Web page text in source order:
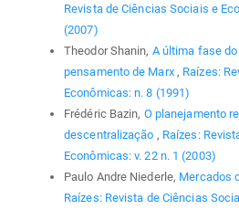
Revista de Ciências Sociais e
(2007)
Theodor Shanin, A última fase
pensamento de Marx , Raízes:
Econômicas: n. 8 (1991)
Frédéric Bazin, O planejamento
descentralização , Raízes:
Econômicas: v. 22 n. 1 (2003)
Paulo Andre Niederle, Mercados
Raízes: Revista de Ciências